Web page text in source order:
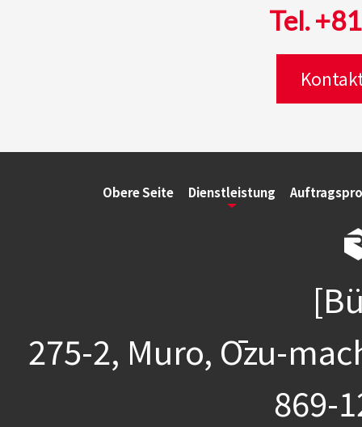
Tel.
Obere Seite Dienstleistung
275-2, Muro, Ōzu-
869-